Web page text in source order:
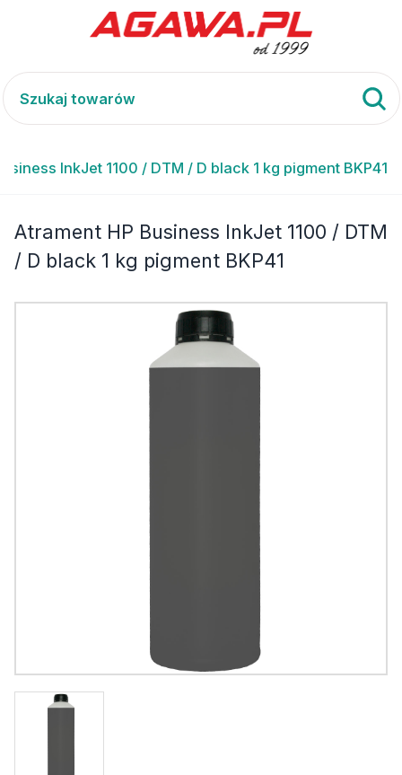
InkJet 1100 / DTM / D black 1 kg pigment BKP41
Atrament HP Business InkJet 1100 / DTM
/ D black 1 kg pigment BKP41